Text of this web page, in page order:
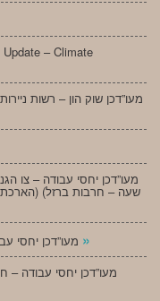
– Climate
מעו”דכן שוק הון – רשות
»